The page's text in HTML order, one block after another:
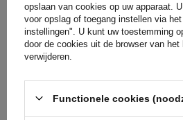
Garantie
Bij aankoop van elk product uit
jaar garantie.Op deze manier kun
zorgen te maken over de gevolgen
opslaan van cookies op uw apparaat.
voor opslag of toegang instellen via
instellingen". U kunt uw toestemming
door de cookies uit de browser van het
verwijderen.
Functionele cookies